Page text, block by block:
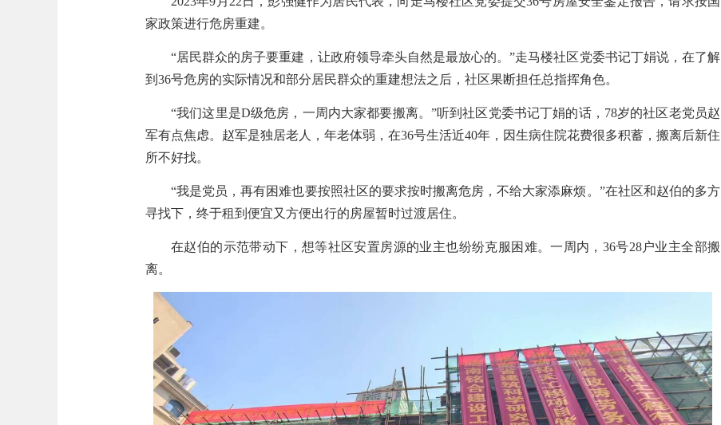
家政策进行危房重建。
“居民群众的房子要重建，让政府领导牵头自然是最放心的。”走马楼社区党委书记丁娟说，在了解
到 36号危房的实际情况和部分居民群众的重建想法之后，社区果断担任总指挥角色。
“我们这里是D级危房，一周内大家都要搬离。”听到社区党委书记丁娟的话， 78岁的社区老党员赵
军有点焦虑。赵军是独居老人，年老体弱，在36号生活近40年，因生病住院花费很多积蓄，搬离后新住
所不好找。
“我是党员，再有困难也要按照社区的要求按时搬离危房，不给大家添麻烦。”在社区和赵伯的多方
寻找下，终于租到便宜又方便出行的房屋暂时过渡居住。
在赵伯的示范带动下，想等社区安置房源的业主也纷纷克服困难。一周内， 36号28户业主全部搬
离。